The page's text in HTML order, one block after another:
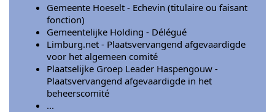
Gemeente Hoeselt - Echevin (titulaire ou faisant
fonction)
Gemeentelijke Holding - Délégué
Limburg.net - Plaatsvervangend afgevaardigde
voor het algemeen comité
Plaatselijke Groep Leader Haspengouw -
Plaatsvervangend afgevaardigde in het
beheerscomité
...